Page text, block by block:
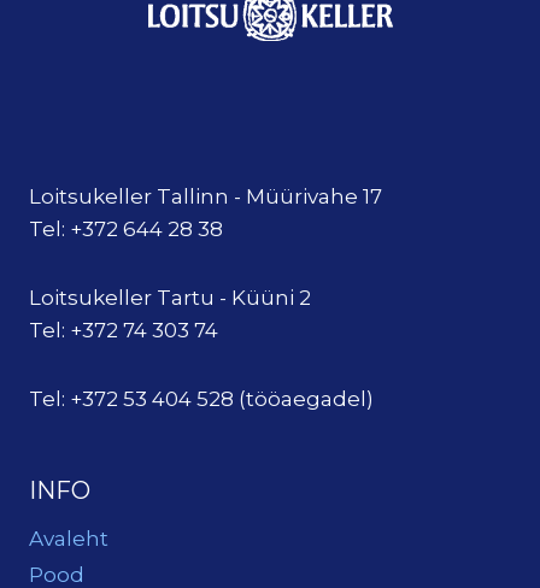
Loitsukeller Tallinn - Müürivahe 17
Tel: +372 644 28 38
Loitsukeller Tartu - Küüni 2
Tel: +372 74 303 74
Tel: +372 53 404 528 (tööaegadel)
INFO
Avaleht
Pood